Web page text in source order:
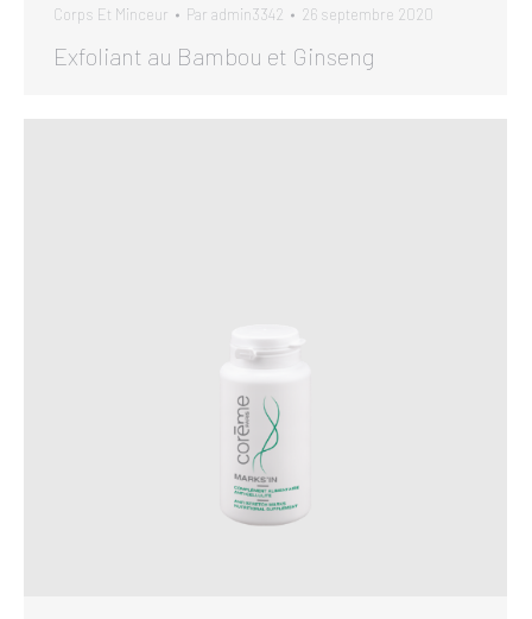
Corps Et Minceur Par admin3342 26 septembre 2020
Exfoliant au Bambou et Ginseng